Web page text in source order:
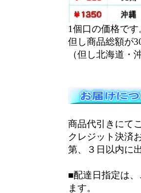
1個口の価格で
但し商品総額が
（但し北海道・
商品代引きにて
クレジット決済
第、３日以内に
■配達日指定は
ます。